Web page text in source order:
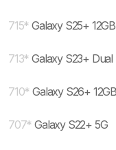
715* Galaxy S25+
713* Galaxy S23+ Dual
710* Galaxy S26+
707* Galaxy S22+ 5G